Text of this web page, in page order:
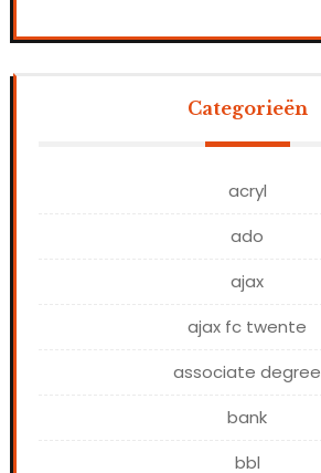
Categorieën
acryl
ado
ajax
ajax fc twente
associate degree
bank
bbl